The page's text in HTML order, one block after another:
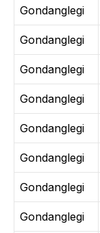
Gondanglegi
Gondanglegi
Gondanglegi
Gondanglegi
Gondanglegi
Gondanglegi
Gondanglegi
Gondanglegi